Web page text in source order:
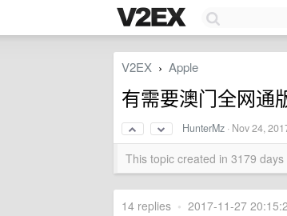
V2EX › Apple
有需要澳门全网通
HunterMz · Nov 24,
This topic created in 3179
14 replies • 2017-11-27